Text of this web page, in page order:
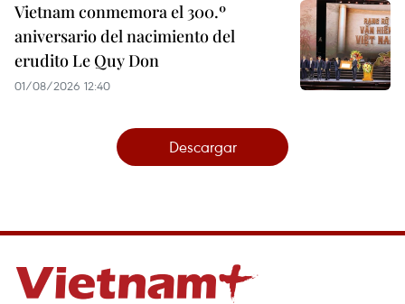
Vietnam conmemora el 300.º
aniversario del nacimiento del
erudito Le Quy Don
01/08/2026 12:40
Descargar